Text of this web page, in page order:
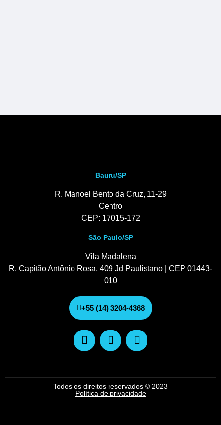
Bauru/SP
R. Manoel Bento da Cruz, 11-29
Centro
CEP: 17015-172
São Paulo/SP
Vila Madalena
R. Capitão Antônio Rosa, 409 Jd Paulistano | CEP 01443-
010
+55 (14) 3204-4368
Todos os direitos reservados © 2023
Política de privacidade